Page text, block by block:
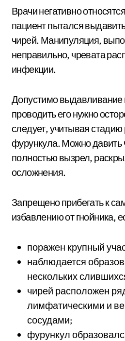
Врачи негативно
пациент пытался
чирей. Манипуляция,
неправильно, чревата
инфекции.
Допустимо выдавливание
проводить его нужно
следует, учитывая стадию
фурункула. Можно давить
полностью вызрел,
осложнения.
Запрещено прибегать к
избавлению от гнойника,
поражен крупный
наблюдается
нескольких
чирей расположен
лимфатическими и
сосудами;
фурункул